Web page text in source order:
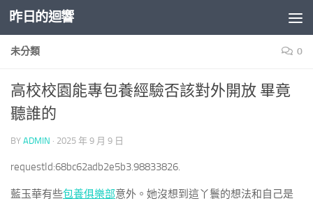
Skip to content
昨日的迴響
未分類 0
高校校園能專包養經驗否該對外開放 畢竟
聽誰的
BY ADMIN · 2025 年 9 月 9 日
requestId:68bc62adb2e5b3.98833826.
藍玉華有些包養俱樂部意外。她沒想到這丫鬟的想法和自己是